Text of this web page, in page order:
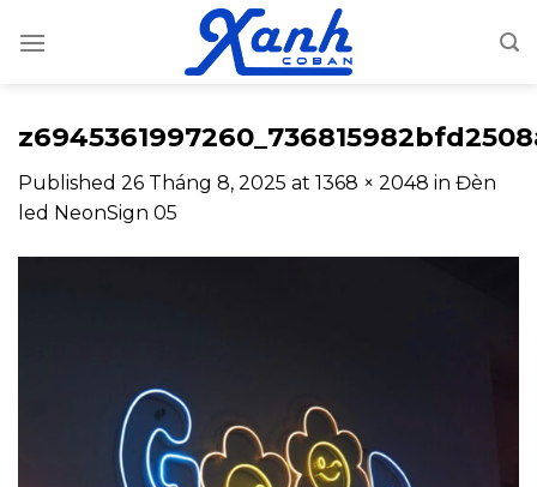
Published 26 Tháng 8, 2025 at 1368 × 2048 in Đèn
led NeonSign 05